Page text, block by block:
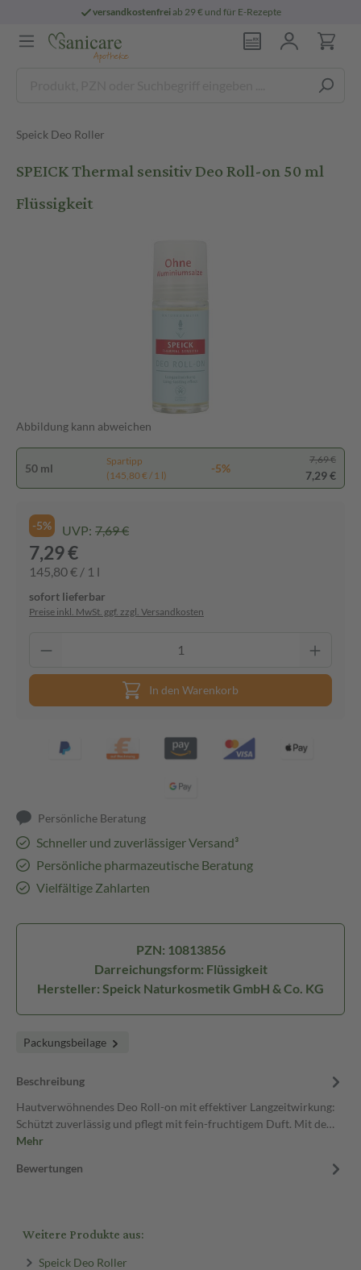
versandkostenfreiab 29 € und für E-Rezepte
Speick Deo Roller
SPEICK Thermal sensitiv Deo Roll-on 50 ml
Flüssigkeit
Abbildung kann abweichen
50 ml
Spartipp
(145,80 € / 1 l)
-5%
7,69 €
7,29 €
-5% UVP: 7,69 €
7,29 €
145,80 € / 1 l
sofort lieferbar
Preise inkl. MwSt. ggf. zzgl. Versandkosten
In den Warenkorb
Persönliche Beratung
Schneller und zuverlässiger Versand³
Persönliche pharmazeutische Beratung
Vielfältige Zahlarten
PZN: 10813856
Darreichungsform: Flüssigkeit
Hersteller: Speick Naturkosmetik GmbH & Co. KG
Packungsbeilage
Beschreibung
Hautverwöhnendes Deo Roll-on mit effektiver Langzeitwirkung:
Schützt zuverlässig und pflegt mit fein-fruchtigem Duft. Mit de…
Mehr
Bewertungen
Weitere Produkte aus:
Speick Deo Roller